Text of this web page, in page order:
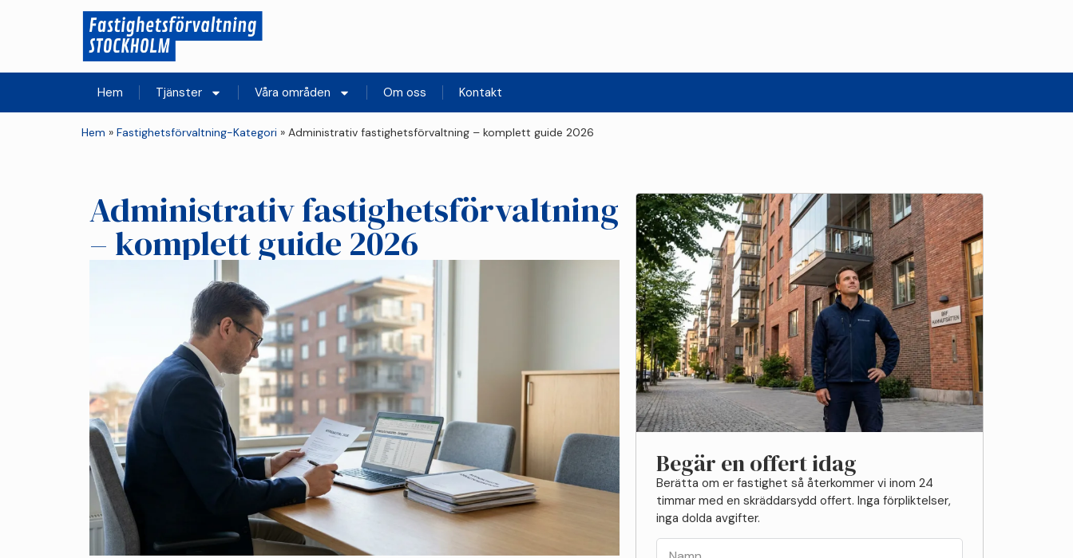
Hem Tjänster Våra områden Om oss Kontakt
Hem » Fastighetsförvaltning-Kategori » Administrativ fastighetsförvaltning – komplett guide 2026
Administrativ fastighetsförvaltning
– komplett guide 2026
Begär en offert idag
Berätta om er fastighet så återkommer vi inom 24
timmar med en skräddarsydd offert. Inga förpliktelser,
inga dolda avgifter.